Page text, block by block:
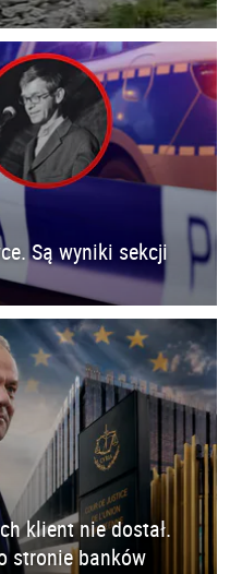
Są wyniki sekcji
klient nie dostał.
stronie banków